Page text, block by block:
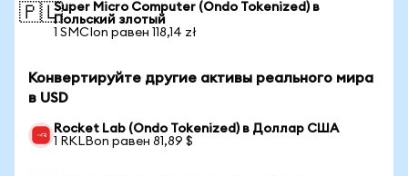
🇵🇱Super Micro Computer (Ondo Tokenized) в
Польский злотый
1 SMCIon равен 118,14 zł
Конвертируйте другие активы реального мира
в USD
Rocket Lab (Ondo Tokenized) в Доллар США
1 RKLBon равен 81,89 $